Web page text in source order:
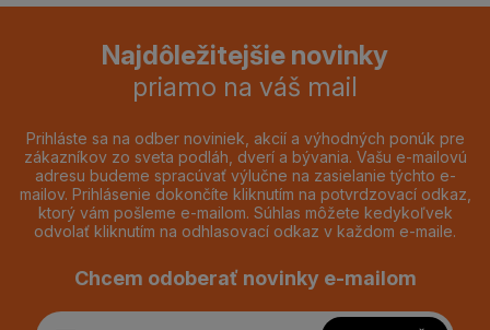
Najdôležitejšie novinky
priamo na váš mail
Prihláste sa na odber noviniek, akcií a výhodných ponúk pre
zákazníkov zo sveta podláh, dverí a bývania. Vašu e-mailovú
adresu budeme spracúvať výlučne na zasielanie týchto e-
mailov. Prihlásenie dokončíte kliknutím na potvrdzovací odkaz,
ktorý vám pošleme e-mailom. Súhlas môžete kedykoľvek
odvolať kliknutím na odhlasovací odkaz v každom e-maile.
Chcem odoberať novinky e-mailom